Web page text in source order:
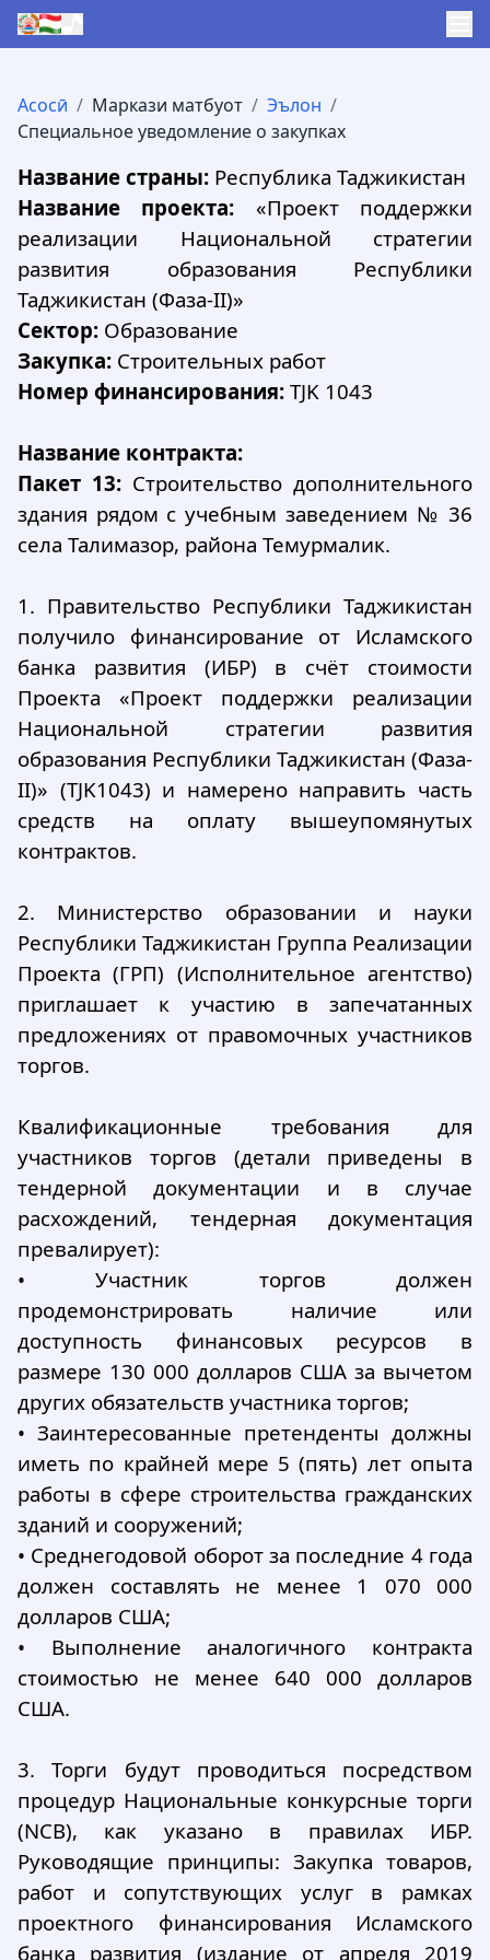
Асосӣ / Маркази матбуот / Эълон /
Специальное уведомление о закупках
Название страны: Республика Таджикистан
Название проекта: «Проект поддержки
реализации Национальной стратегии
развития образования Республики
Таджикистан (Фаза-II)»
Сектор: Образование
Закупка: Строительных работ
Номер финансирования: TJK 1043
Название контракта:
Пакет 13: Строительство дополнительного
здания рядом с учебным заведением № 36
села Талимазор, района Темурмалик.
1. Правительство Республики Таджикистан
получило финансирование от Исламского
банка развития (ИБР) в счёт стоимости
Проекта «Проект поддержки реализации
Национальной стратегии развития
образования Республики Таджикистан (Фаза-
II)» (TJK1043) и намерено направить часть
средств на оплату вышеупомянутых
контрактов.
2. Министерство образовании и науки
Республики Таджикистан Группа Реализации
Проекта (ГРП) (Исполнительное агентство)
приглашает к участию в запечатанных
предложениях от правомочных участников
торгов.
Квалификационные требования для
участников торгов (детали приведены в
тендерной документации и в случае
расхождений, тендерная документация
превалирует):
•
Участник торгов должен
продемонстрировать наличие или
доступность финансовых ресурсов в
размере 130 000 долларов США за вычетом
других обязательств участника торгов;
• Заинтересованные претенденты должны
иметь по крайней мере 5 (пять) лет опыта
работы в сфере строительства гражданских
зданий и сооружений;
• Среднегодовой оборот за последние 4 года
должен составлять не менее 1 070 000
долларов США;
•
Выполнение аналогичного контракта
стоимостью не менее 640 000 долларов
США.
3. Торги будут проводиться посредством
процедур Национальные конкурсные торги
(NCB), как указано в правилах ИБР.
Руководящие принципы: Закупка товаров,
работ и сопутствующих услуг в рамках
проектного финансирования Исламского
банка развития (издание от апреля 2019